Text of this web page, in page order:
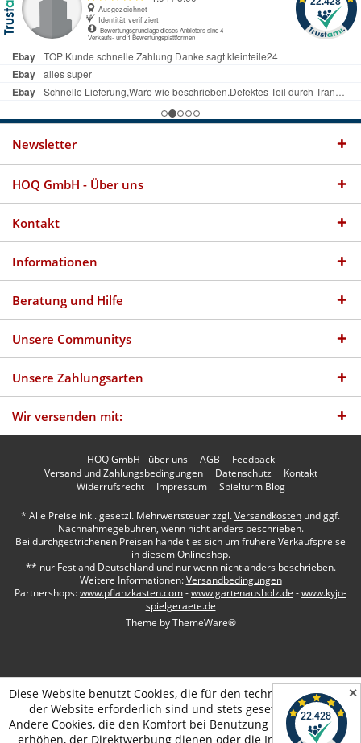
✕
Newsletter
HOQ GmbH - Über uns
Kontakt
Informationen
Beratung und Hilfe
Unsere Communitys
Unsere Zahlungsarten
Wir versenden mit:
HOQ GmbH - über uns AGB
Feedback
Versand und Zahlungsbedingungen
Datenschutz
Kontakt
Widerrufsrecht
Impressum Spielturm Blog
* Alle Preise inkl. gesetzl. Mehrwertsteuer zzgl.Versandkosten und ggf.
Nachnahmegebühren, wenn nicht anders beschrieben.
Bei durchgestrichenen Preisen handelt es sich um frühere Verkaufspreise
in diesem Onlineshop.
** nur Festland Deutschland und nur wenn nicht anders beschrieben.
Weitere Informationen:Versandbedingungen
Partnershops:www.pflanzkasten.com-www.gartenausholz.de -www.kyjo-
spielgeraete.de
Theme byThemeWare®
Diese Website benutzt Cookies, die für den technischen Betrieb
der Website erforderlich sind und stets gesetzt werden.
Andere Cookies, die den Komfort bei Benutzung dieser Website
erhöhen, der Direktwerbung dienen oder die Interaktion mit